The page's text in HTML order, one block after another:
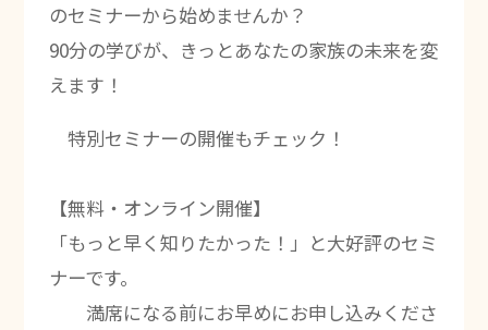
のセミナーから始めませんか？
90分の学びが、きっとあなたの家族の未来を変
えます！
特別セミナーの開催もチェック！
【無料・オンライン開催】
「もっと早く知りたかった！」と大好評のセミ
ナーです。
満席になる前にお早めにお申し込みくださ